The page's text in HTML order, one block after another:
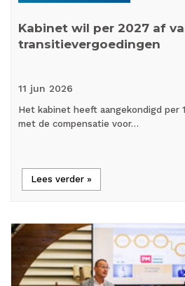
Kabinet wil per 2027 af
transitievergoedingen
11 jun 2026
Het kabinet heeft aangekondigd per
met de compensatie voor…
Lees verder »